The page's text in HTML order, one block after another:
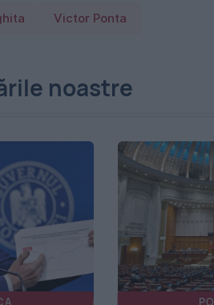
Victor Ponta
noastre